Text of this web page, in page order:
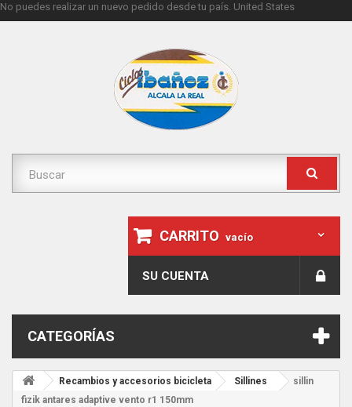
No puedes realizar un nuevo pedido desde tu país. United States
CARRITO vacío
SU CUENTA
CATEGORÍAS
Recambios y accesorios bicicleta Sillines
sillin
fizik antares adaptive vento r1 150mm